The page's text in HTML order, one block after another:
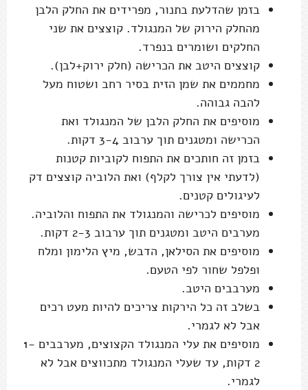
בזמן שהדלעת בתנור, מפרידים את החלק הלבן
מהחלק הירוק של המנגולד. קוצצים את שני
החלקים ושומרים בנפרד.
קוצצים היטב את הכרישה (חלק ירוק+לבן).
מחממים את שמן הזית בסיר רחב ושטוח מעל
להבה גבוהה.
מוסיפים את החלק הלבן של המנגולד ואת
הכרישה ומטגנים תוך ערבוב 3-4 דקות.
בזמן זה חותכים את התפוח לקוביות קטנות
(לדעתי אין צורך לקלף) ואת הלוביה קוצצים דק
לעיגולים קטנים.
מוסיפים לכרישה והמנגולד את התפוח והלוביה.
מערבים היטב ומטגנים תוך ערבוב 2-3 דקות.
מוסיפים את הסילאן, הדבש, מיץ הלימון ומלח
ופלפל שחור לפי הטעם.
מערבבים היטב.
בשלב זה כל הירקות צריכים להיות מעט רכים
אבל לא לגמרי.
מוסיפים את עלי המנגולד הקצוצים, מערבבים 1-
2 דקות, עד שעלי המנגולד מתכווצים אבל לא
לגמרי.